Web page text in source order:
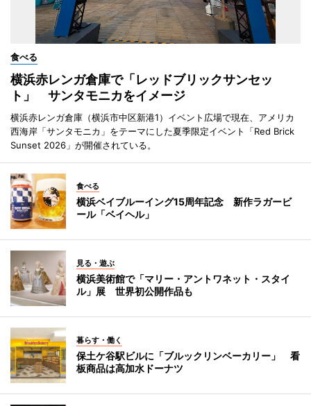
食べる
横浜赤レンガ倉庫で「レッドブリックサンセッ
ト」 サンタモニカをイメージ
横浜赤レンガ倉庫（横浜市中区新港1）イベント広場で現在、アメリカ
西海岸「サンタモニカ」をテーマにした夏季限定イベント「Red Brick
Sunset 2026」が開催されている。
食べる
横浜ベイブルーイング15周年記念 新作ラガービ
ール「ベイヘル」
見る・遊ぶ
横浜美術館で「マリー・アントワネット・スタイ
ル」展 世界初公開作品も
暮らす・働く
保土ケ谷駅ビルに「ブルックリンベーカリー」 看
板商品は高加水ドーナツ